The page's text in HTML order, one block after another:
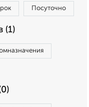
Посуточно
(1)